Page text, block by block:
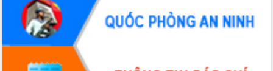
Triển khai đồng bộ đo đạc, lập hồ sơ
địa chính, hoàn thiện cơ sở dữ liệu đất
Ứng dụng sinh trắc học - Bước tiến
trong hành trình chuyển đổi số tại Đắk